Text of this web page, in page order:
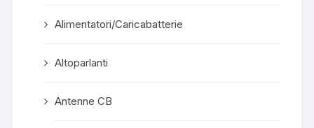
Alimentatori/Caricabatterie
Altoparlanti
Antenne CB